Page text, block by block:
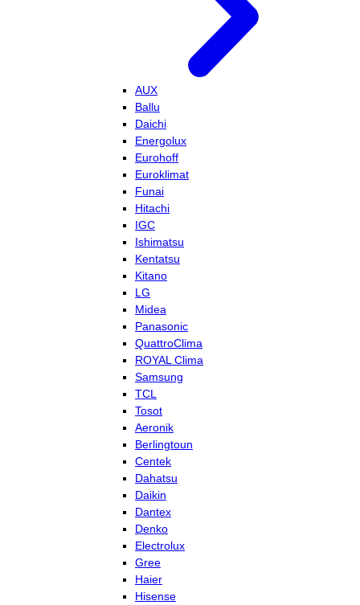
AUX
Ballu
Daichi
Energolux
Eurohoff
Euroklimat
Funai
Hitachi
IGC
Ishimatsu
Kentatsu
Kitano
LG
Midea
Panasonic
QuattroClima
ROYAL Clima
Samsung
TCL
Tosot
Aeronik
Berlingtoun
Centek
Dahatsu
Daikin
Dantex
Denko
Electrolux
Gree
Haier
Hisense